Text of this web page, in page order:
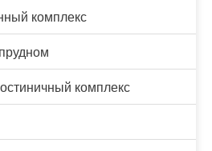
комплекс
комплекс